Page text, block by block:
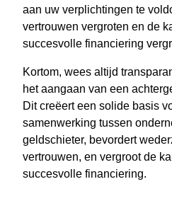
aan uw verplichtingen te
vertrouwen vergroten en de
succesvolle financiering
Kortom, wees altijd
het aangaan van een
Dit creëert een solide basis
samenwerking tussen
geldschieter, bevordert
vertrouwen, en vergroot de
succesvolle financiering.